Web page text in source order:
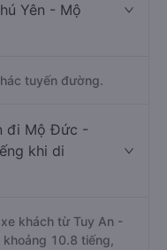
Yên - Mộ
tuyến đường.
đi Mộ Đức -
khi di
khách từ Tuy An -
10.8 tiếng,